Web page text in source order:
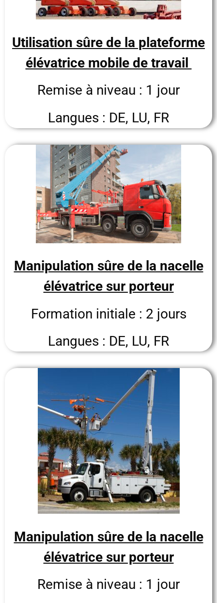
Utilisation sûre de la plateforme
élévatrice mobile de travail
Remise à niveau : 1 jour
Langues : DE, LU, FR
Manipulation sûre de la nacelle
élévatrice sur porteur
Formation initiale : 2 jours
Langues : DE, LU, FR
Manipulation sûre de la nacelle
élévatrice sur porteur
Remise à niveau : 1 jour